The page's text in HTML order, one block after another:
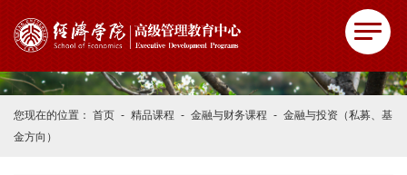
您现在的位置： 首页 - 精品课程 - 金融与财务课程 - 金融与投资（私募、基
金方向）